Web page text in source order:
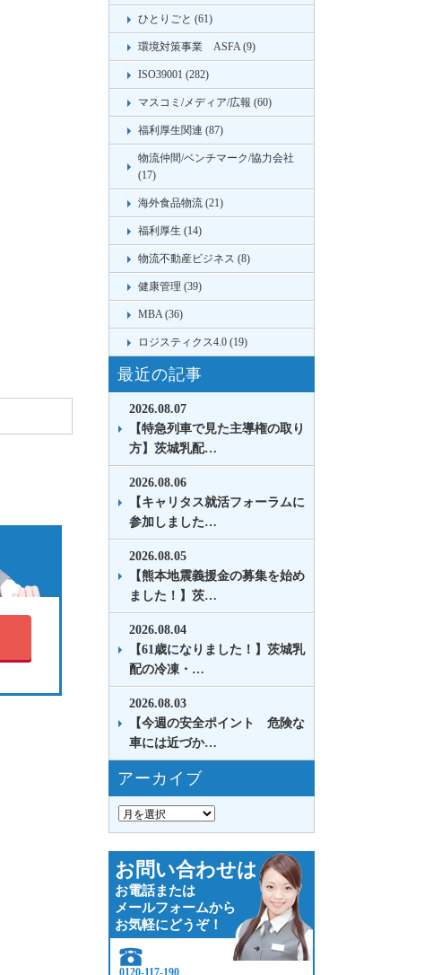
ひとりごと (61)
環境対策事業 ASFA (9)
ISO39001 (282)
マスコミ/メディア/広報 (60)
福利厚生関連 (87)
物流仲間/ベンチマーク/協力会社
(17)
海外食品物流 (21)
福利厚生 (14)
物流不動産ビジネス (8)
健康管理 (39)
MBA (36)
ロジスティクス4.0 (19)
最近の記事
2026.08.07
【特急列車で見た主導権の取り
方】茨城乳配…
2026.08.06
【キャリタス就活フォーラムに
参加しました…
2026.08.05
【熊本地震義援金の募集を始め
ました！】茨…
2026.08.04
【61歳になりました！】茨城乳
配の冷凍・…
2026.08.03
【今週の安全ポイント 危険な
車には近づか…
アーカイブ
お問い合わせは
お電話または
メールフォームから
お気軽にどうぞ！